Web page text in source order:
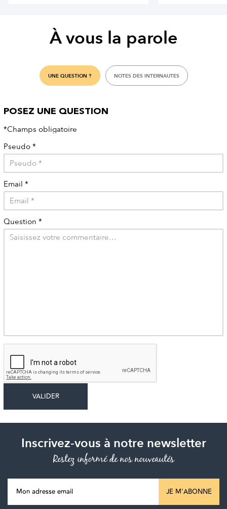
À vous la parole
UNE QUESTION ? NOTES DES INTERNAUTES
POSEZ UNE QUESTION
*Champs obligatoire
Pseudo *
Email *
Question *
Inscrivez-vous à notre newsletter
Restez informé de nos nouveautés
JE M'ABONNE